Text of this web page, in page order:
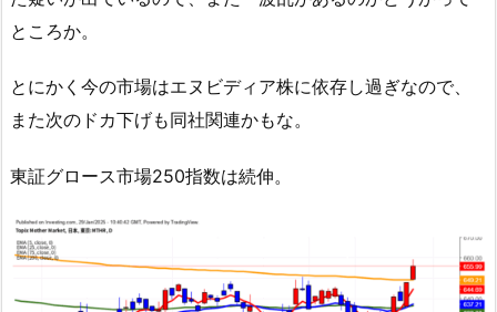
ところか。
とにかく今の市場はエヌビディア株に依存し過ぎなので、
また次のドカ下げも同社関連かもな。
東証グロース市場250指数は続伸。